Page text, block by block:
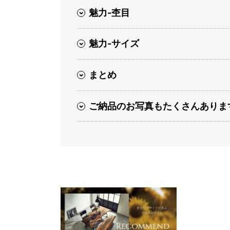
魅力-杢目
魅力-サイズ
まとめ
ご納品のお写真もたくさんありま